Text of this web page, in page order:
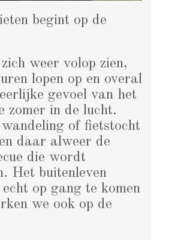
begint op de
weer volop zien,
lopen op en overal
gevoel van het
zomer in de lucht.
of fietstocht
daar alweer de
die wordt
Het buitenleven
op gang te komen
we ook op de